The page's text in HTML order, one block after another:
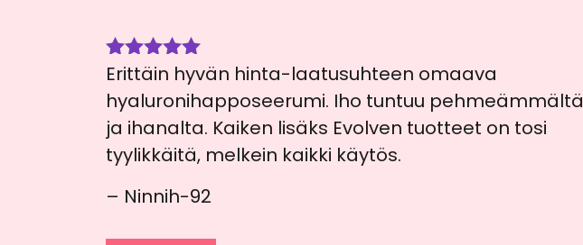
Arvostelu
tuotteesta:
5 / 5
Erittäin hyvän hinta-laatusuhteen omaava
hyaluronihapposeerumi. Iho tuntuu pehmeämmältä
ja ihanalta. Kaiken lisäks Evolven tuotteet on tosi
tyylikkäitä, melkein kaikki käytös.
– Ninnih-92